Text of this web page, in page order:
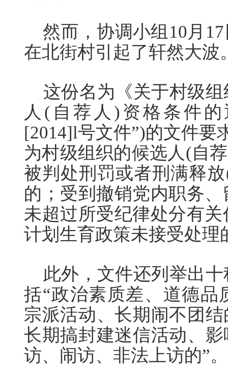
然而，协调小组10月
在北街村引起了轩然大波
这份名为《关于村级组
人(自荐人)资格条件
[2014]l号文件”)的文件要
为村级组织的候选人(自
被判处刑罚或者刑满释
的；受到撤销党内职务
未超过所受纪律处分有
计划生育政策未接受处理
此外，文件还列举出十
括“政治素质差、道德品
宗派活动、长期闹不团
长期搞封建迷信活动、
访、闹访、非法上访的”。